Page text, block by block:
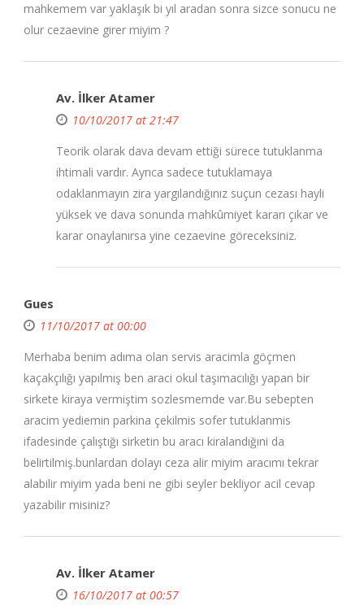
mahkemem var yaklaşık bi yıl aradan sonra sizce sonucu ne
olur cezaevine girer miyim ?
Av. İlker Atamer
10/10/2017 at 21:47
Teorik olarak dava devam ettiği sürece tutuklanma
ihtimali vardır. Ayrıca sadece tutuklamaya
odaklanmayın zira yargılandığınız suçun cezası hayli
yüksek ve dava sonunda mahkûmiyet kararı çıkar ve
karar onaylanırsa yine cezaevine göreceksiniz.
Gues
11/10/2017 at 00:00
Merhaba benim adıma olan servis aracimla göçmen
kaçakçılığı yapılmış ben araci okul taşımacılığı yapan bir
sirkete kiraya vermiştim sozlesmemde var.Bu sebepten
aracim yediemin parkina çekilmis sofer tutuklanmis
ifadesinde çalıştığı sirketin bu aracı kiralandığıni da
belirtilmiş.bunlardan dolayı ceza alir miyim aracımı tekrar
alabilir miyim yada beni ne gibi seyler bekliyor acil cevap
yazabilir misiniz?
Av. İlker Atamer
16/10/2017 at 00:57